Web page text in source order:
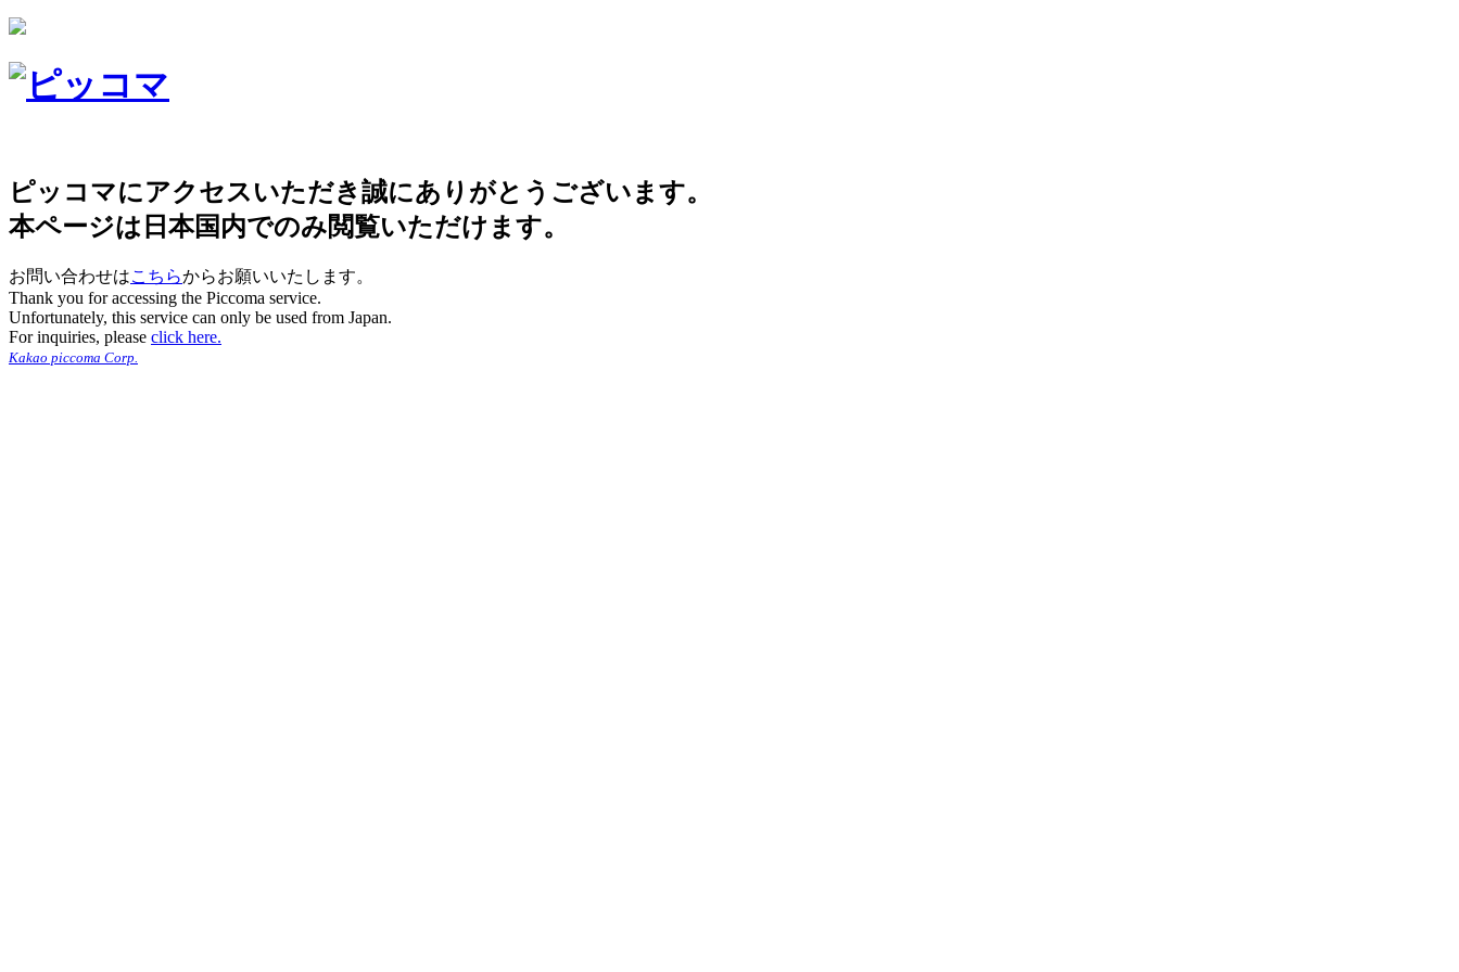
ピッコマにアクセスいただき誠にありがとうございます。
本ページは日本国内でのみ閲覧いただけます。
お問い合わせはこちらからお願いいたします。
Thank you for accessing the Piccoma service.
Unfortunately, this service can only be used from Japan.
For inquiries, please click here.
Kakao piccoma Corp.